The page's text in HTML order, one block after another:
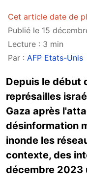
Cet article date de
Publié le 15
Lecture : 3 min
Par : AFP Etats-Unis
Depuis le début
représailles
Gaza après
désinformation
inonde les
contexte, des
décembre 2023